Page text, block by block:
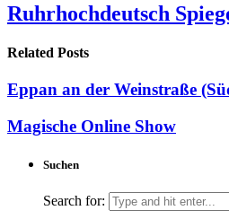
Ruhrhochdeutsch
Related Posts
Eppan an der Weinstraße
Magische Online Show
Suchen
Search for: